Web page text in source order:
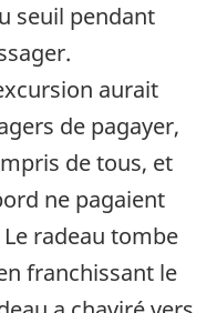
seuil pendant
aurait
de pagayer,
de tous, et
ne pagaient
radeau tombe
franchissant le